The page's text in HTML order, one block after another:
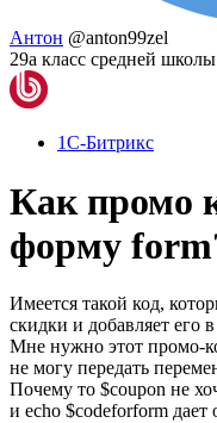
Антон @anton99zel
29а класс средней
1С-Битрикс
Как промо
форму
Имеется такой код,
скидки и добавляет его
Мне нужно этот промо-
не могу передать
Почему то $coupon не
и echo $codeforform дает